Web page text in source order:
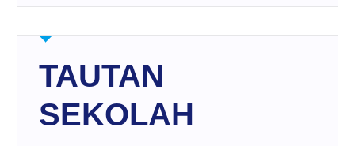
TAUTAN
SEKOLAH